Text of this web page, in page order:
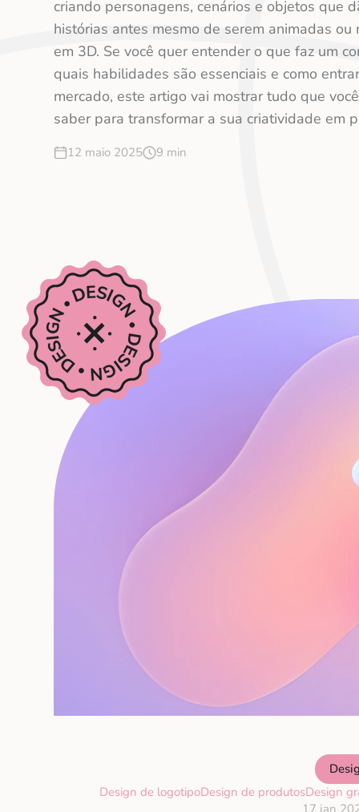
criando personagens, cenários e objetos que
histórias antes mesmo de serem animadas ou
em 3D. Se você quer entender o que faz um
quais habilidades são essenciais e como
mercado, este artigo vai mostrar tudo que
saber para transformar a sua criatividade em
12 maio 2025 9 min
Design de logotipoDesign de produtosDesign
17 jan